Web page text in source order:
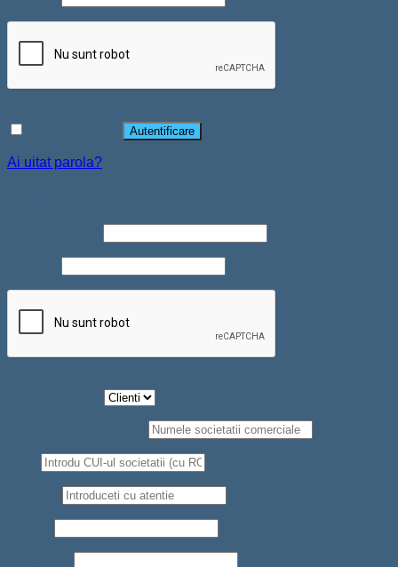
Autentificare
Ai uitat parola?